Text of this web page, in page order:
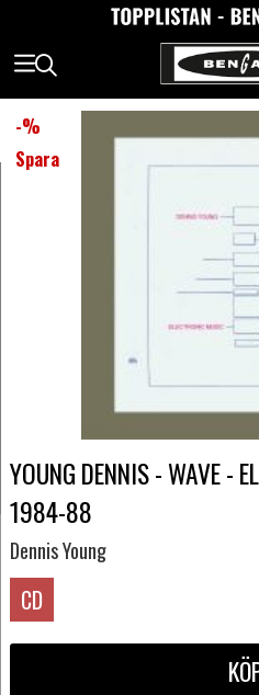
-%
Spara
YOUNG DENNIS - WAVE -
1984-88
Dennis Young
CD